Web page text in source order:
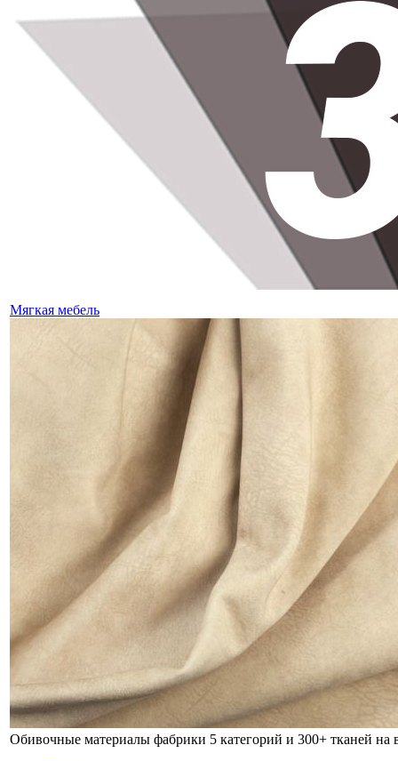
Мягкая мебель
Обивочные материалы фабрики 5 категорий и 300+ тканей на